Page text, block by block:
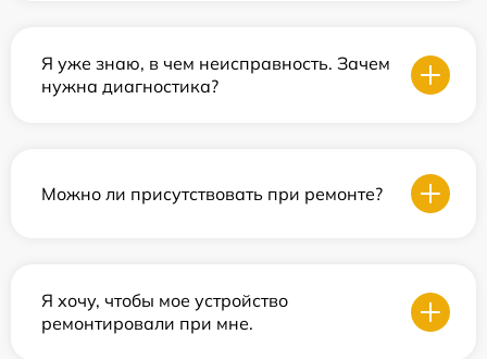
Я уже знаю, в чем неисправность. Зачем
нужна диагностика?
Можно ли присутствовать при ремонте?
Я хочу, чтобы мое устройство
ремонтировали при мне.